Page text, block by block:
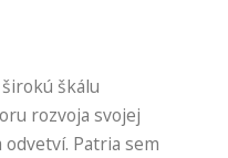
škálu
rozvoja svojej
Patria sem